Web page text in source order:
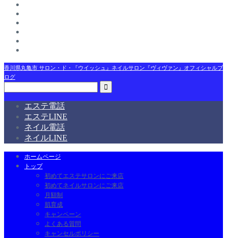
香川県丸亀市 サロン・ド・『ウイッシュ』ネイルサロン『ヴィヴァン』オフィシャルブ
ログ
エステ電話
エステLINE
ネイル電話
ネイルLINE
ホームページ
トップ
初めてエステサロンにご来店
初めてネイルサロンにご来店
月額制
肌育成
キャンペーン
よくある質問
キャンセルポリシー